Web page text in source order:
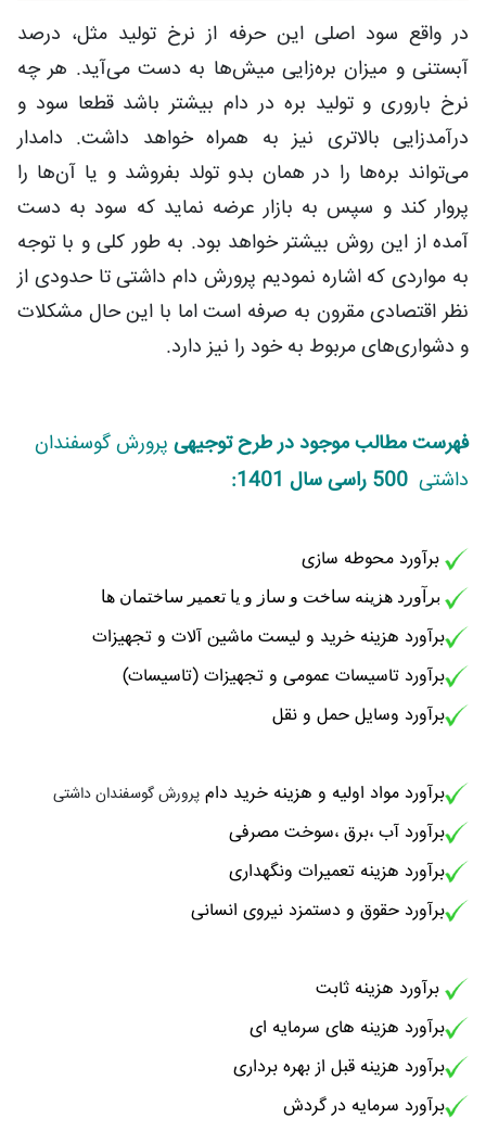
در واقع سود اصلی این حرفه از نرخ تولید مثل، درصد
آبستنی و میزان بره‌زایی میش‌ها به دست می‌آید. هر چه
نرخ باروری و تولید بره در دام بیشتر باشد قطعا سود و
درآمدزایی بالاتری نیز به همراه خواهد داشت. دامدار
می‌تواند بره‌ها را در همان بدو تولد بفروشد و یا آن‌ها را
پروار کند و سپس به بازار عرضه نماید که سود به دست
آمده از این روش بیشتر خواهد بود. به طور کلی و با توجه
به مواردی که اشاره نمودیم پرورش دام داشتی تا حدودی از
نظر اقتصادی مقرون به صرفه است اما با این حال مشکلات
و دشواری‌های مربوط به خود را نیز دارد.
فهرست مطالب موجود در طرح توجیهی پرورش گوسفندان
داشتی
برآورد محوطه سازی
برآورد هزینه ساخت و ساز و یا تعمیر ساختمان ها
برآورد هزینه خرید و لیست ماشین آلات و تجهیزات
برآورد تاسیسات عمومی و تجهیزات (تاسیسات)
برآورد وسایل حمل و نقل
برآورد مواد اولیه و هزینه خرید دام پرورش گوسفندان داشتی
برآورد آب ،برق ،سوخت مصرفی
برآورد هزینه تعمیرات ونگهداری
برآورد حقوق و دستمزد نیروی انسانی
برآورد هزینه ثابت
برآورد هزینه های سرمایه ای
برآورد هزینه قبل از بهره برداری
برآورد سرمایه در گردش